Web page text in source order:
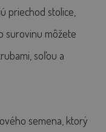
priechod stolice,
surovinu môžete
soľou a
semena, ktorý